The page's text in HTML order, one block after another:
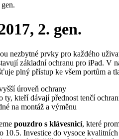
2. gen.
nezbytné prvky pro každého
základní ochranu pro iPad. V
plný přístup ke všem portům a
úroveň ochrany
ty, kteří dávají přednost tenčí
na montáž a výměnu
pouzdro s klávesnicí, které
10.5. Investice do vysoce